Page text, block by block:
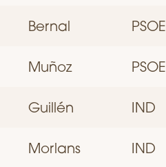
Bernal PSOE
Muñoz PSOE
Guillén IND
Morlans IND